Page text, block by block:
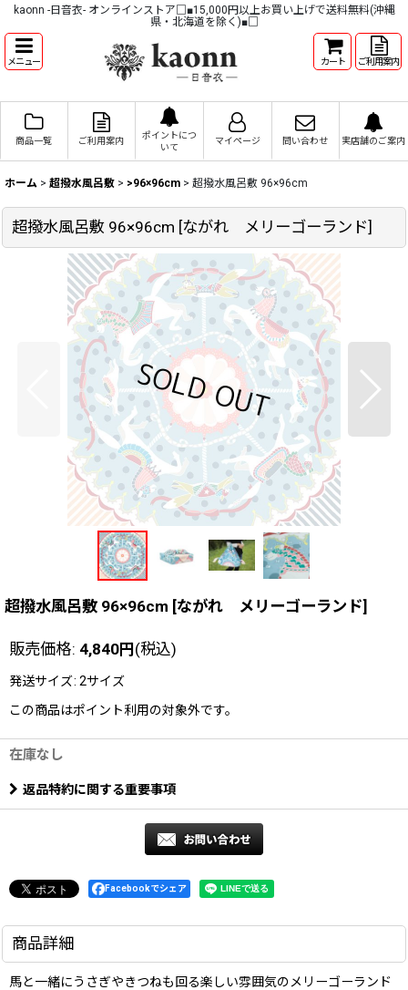
kaonn -日音衣- オンラインストア□■15,000円以上お買い上げで送料無料(沖縄
県・北海道を除く)■□
メニュー カート ご利用案内
商品一覧 ご利用案内
ポイントにつ
いて
マイページ 問い合わせ 実店舗のご案内
ホーム > 超撥水風呂敷 > >96×96cm > 超撥水風呂敷 96×96cm
超撥水風呂敷 96×96cm [ながれ メリーゴーランド]
超撥水風呂敷 96×96cm [ながれ メリーゴーランド]
販売価格: 4,840円(税込)
発送サイズ: 2サイズ
この商品はポイント利用の対象外です。
在庫なし
返品特約に関する重要事項
Facebookでシェア
商品詳細
馬と一緒にうさぎやきつねも回る楽しい雰囲気のメリーゴーランド